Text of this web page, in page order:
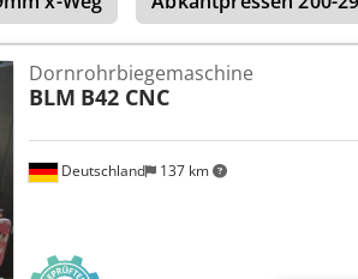
Deutschland 137 km
Dornrohrbiegemaschine
BLM B42 CNC